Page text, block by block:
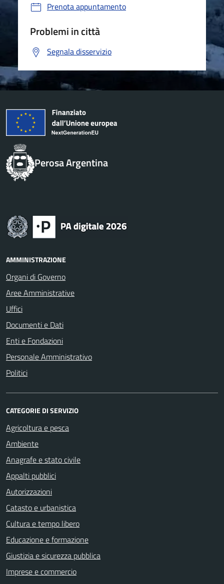
Prenota appuntamento
Problemi in città
Segnala disservizio
Perosa Argentina
AMMINISTRAZIONE
Organi di Governo
Aree Amministrative
Uffici
Documenti e Dati
Enti e Fondazioni
Personale Amministrativo
Politici
CATEGORIE DI SERVIZIO
Agricoltura e pesca
Ambiente
Anagrafe e stato civile
Appalti pubblici
Autorizzazioni
Catasto e urbanistica
Cultura e tempo libero
Educazione e formazione
Giustizia e sicurezza pubblica
Imprese e commercio